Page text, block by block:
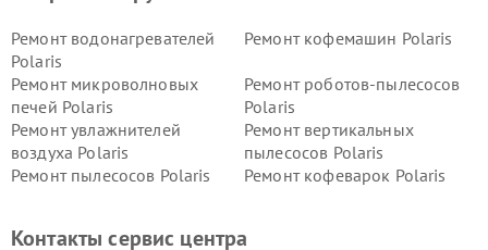
Ремонт водонагревателей
Polaris
Ремонт кофемашин Polaris
Ремонт микроволновых
печей Polaris
Ремонт роботов-пылесосов
Polaris
Ремонт увлажнителей
воздуха Polaris
Ремонт вертикальных
пылесосов Polaris
Ремонт пылесосов Polaris
Ремонт кофеварок Polaris
Контакты сервис центра